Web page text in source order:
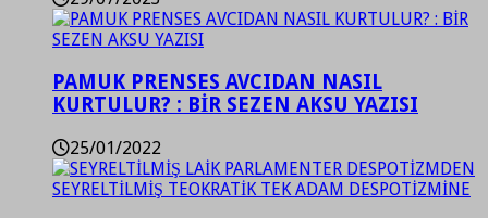
PAMUK PRENSES AVCIDAN NASIL
KURTULUR? : BİR SEZEN AKSU YAZISI
25/01/2022